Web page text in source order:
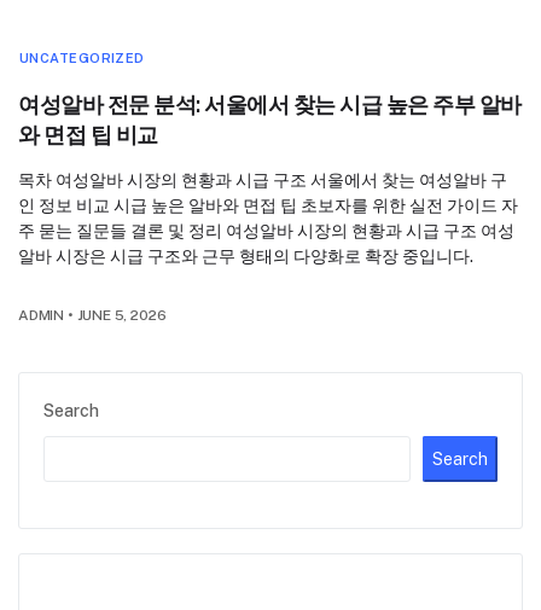
Search
Search
UNCATEGORIZED
여성알바 전문 분석: 서울에서 찾는 시급 높은 주부 알바
와 면접 팁 비교
목차 여성알바 시장의 현황과 시급 구조 서울에서 찾는 여성알바 구
인 정보 비교 시급 높은 알바와 면접 팁 초보자를 위한 실전 가이드 자
주 묻는 질문들 결론 및 정리 여성알바 시장의 현황과 시급 구조 여성
알바 시장은 시급 구조와 근무 형태의 다양화로 확장 중입니다.
ADMIN • JUNE 5, 2026